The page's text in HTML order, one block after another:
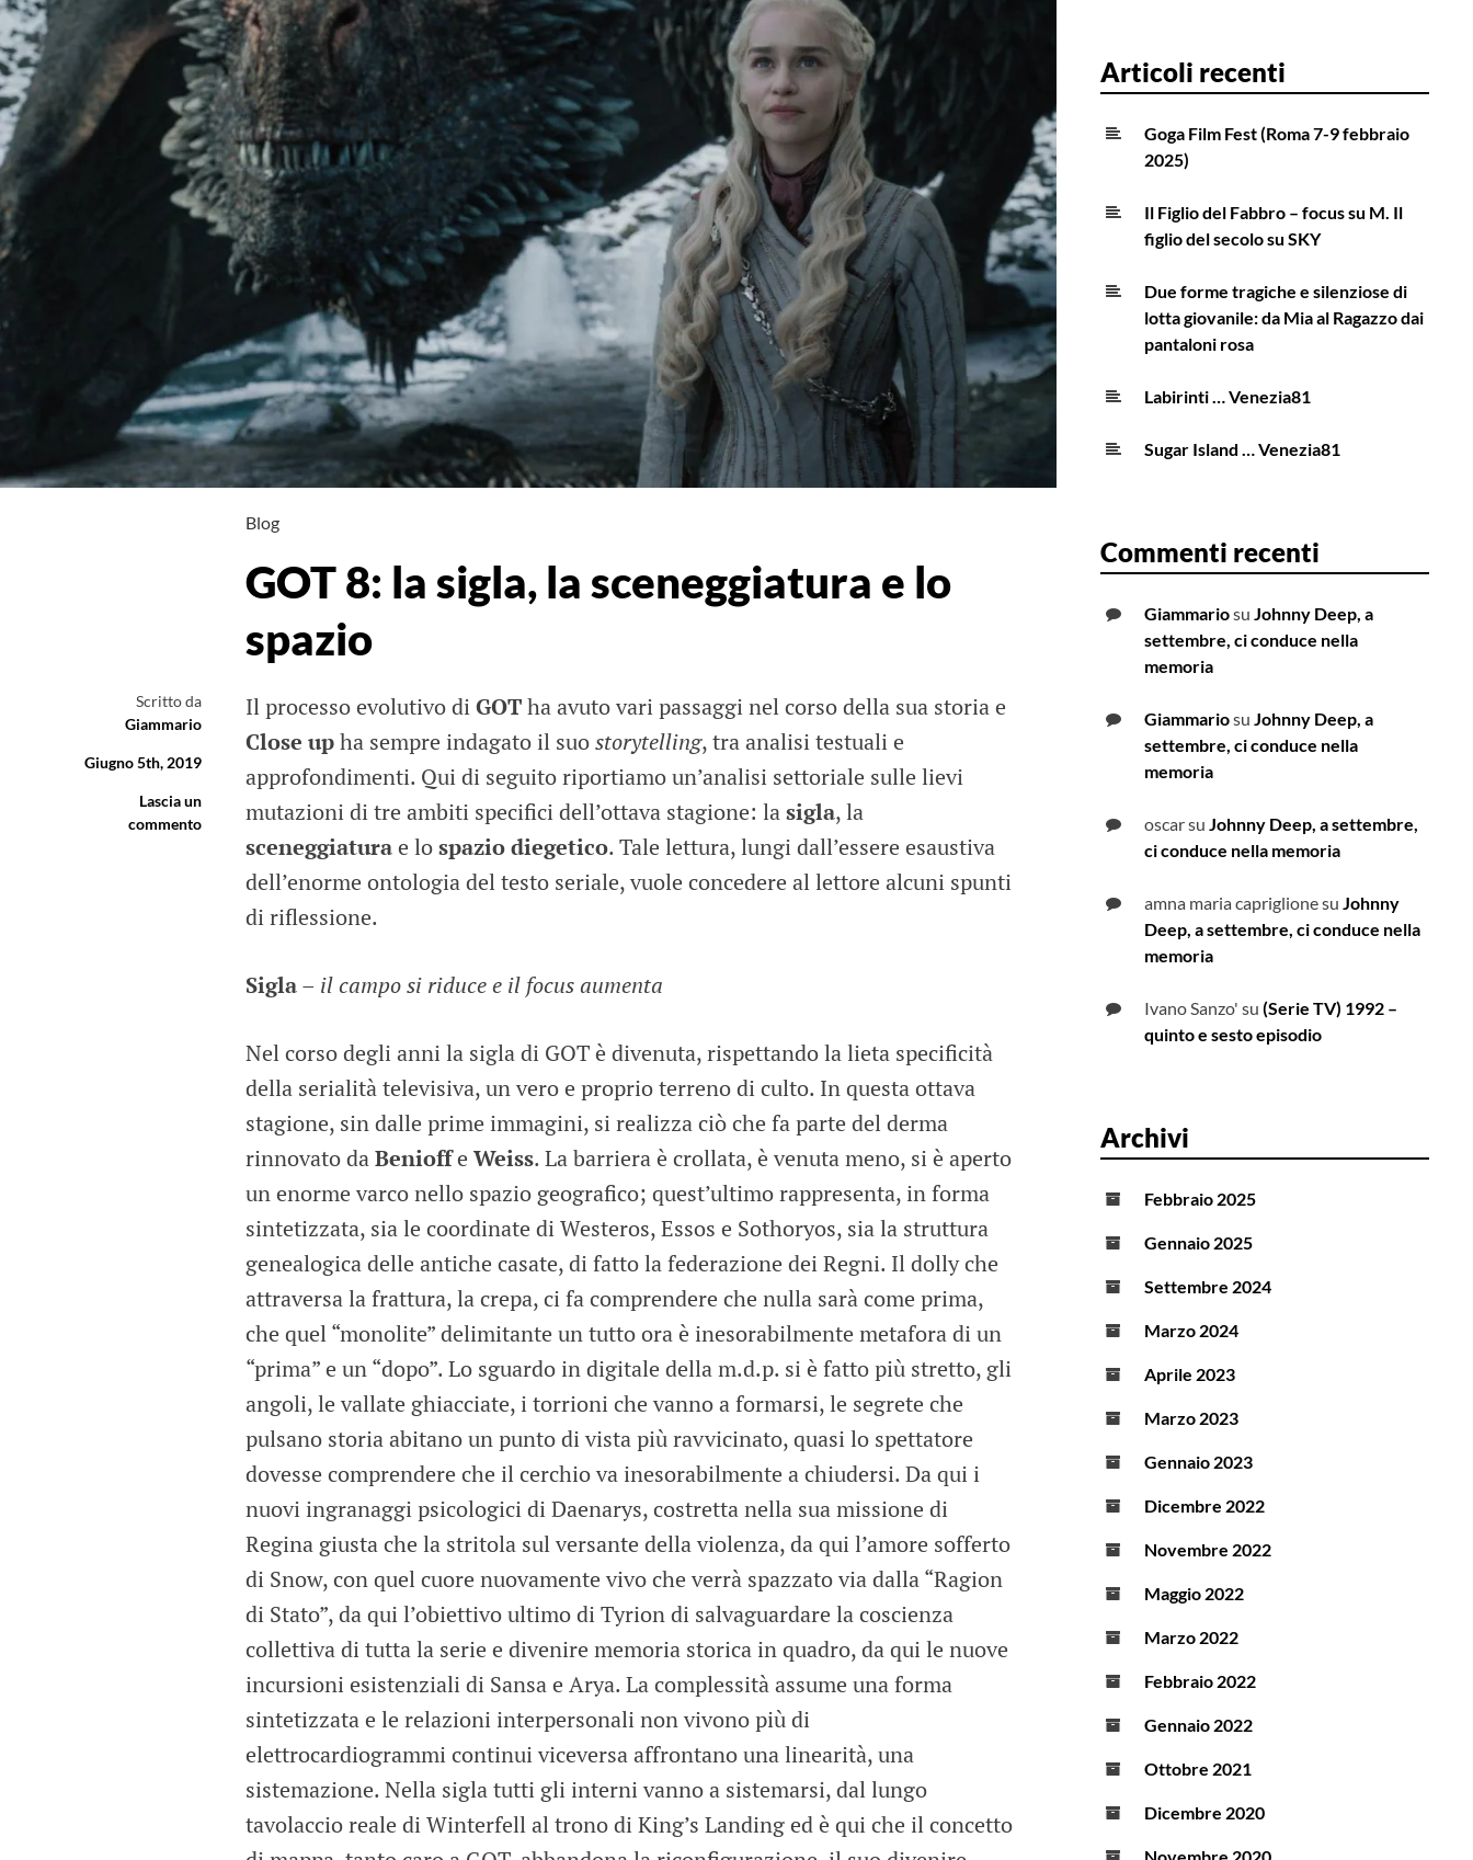
Blog
GOT 8: la sigla, la sceneggiatura e lo
spazio
Scritto da
Giammario
Giugno 5th, 2019
Lascia un
commento
Il processo evolutivo diGOTha avuto vari passaggi nel corso della sua storia e
Close upha sempre indagato il suostorytelling, tra analisi testuali e
approfondimenti. Qui di seguito riportiamo un’analisi settoriale sulle lievi
mutazioni di tre ambiti specifici dell’ottava stagione: lasigla, la
sceneggiaturae lospazio diegetico. Tale lettura, lungi dall’essere esaustiva
dell’enorme ontologia del testo seriale, vuole concedere al lettore alcuni spunti
di riflessione.
Sigla– il campo si riduce e il focus aumenta
Nel corso degli anni la sigla di GOT è divenuta, rispettando la lieta specificità
della serialità televisiva, un vero e proprio terreno di culto. In questa ottava
stagione, sin dalle prime immagini, si realizza ciò che fa parte del derma
rinnovato daBenioffe Weiss. La barriera è crollata, è venuta meno, si è aperto
un enorme varco nello spazio geografico; quest’ultimo rappresenta, in forma
sintetizzata, sia le coordinate di Westeros, Essos e Sothoryos, sia la struttura
genealogica delle antiche casate, di fatto la federazione dei Regni. Il dolly che
attraversa la frattura, la crepa, ci fa comprendere che nulla sarà come prima,
che quel “monolite” delimitante un tutto ora è inesorabilmente metafora di un
“prima” e un “dopo”. Lo sguardo in digitale della m.d.p. si è fatto più stretto, gli
angoli, le vallate ghiacciate, i torrioni che vanno a formarsi, le segrete che
pulsano storia abitano un punto di vista più ravvicinato, quasi lo spettatore
dovesse comprendere che il cerchio va inesorabilmente a chiudersi. Da qui i
nuovi ingranaggi psicologici di Daenarys, costretta nella sua missione di
Regina giusta che la stritola sul versante della violenza, da qui l’amore sofferto
di Snow, con quel cuore nuovamente vivo che verrà spazzato via dalla “Ragion
di Stato”, da qui l’obiettivo ultimo di Tyrion di salvaguardare la coscienza
collettiva di tutta la serie e divenire memoria storica in quadro, da qui le nuove
incursioni esistenziali di Sansa e Arya. La complessità assume una forma
sintetizzata e le relazioni interpersonali non vivono più di
elettrocardiogrammi continui viceversa affrontano una linearità, una
sistemazione. Nella sigla tutti gli interni vanno a sistemarsi, dal lungo
tavolaccio reale di Winterfell al trono di King’s Landing ed è qui che il concetto
Articoli recenti
Goga Film Fest (Roma 7-9 febbraio
2025)
Il Figlio del Fabbro – focus su M. Il
figlio del secolo su SKY
Due forme tragiche e silenziose di
lotta giovanile: da Mia al Ragazzo dai
pantaloni rosa
Labirinti … Venezia81
Sugar Island … Venezia81
Commenti recenti
Giammariosu Johnny Deep, a
settembre, ci conduce nella
memoria
Giammariosu Johnny Deep, a
settembre, ci conduce nella
memoria
oscarsu Johnny Deep, a settembre,
ci conduce nella memoria
amna maria capriglionesu Johnny
Deep, a settembre, ci conduce nella
memoria
Ivano Sanzo' su (Serie TV) 1992 –
quinto e sesto episodio
Archivi
Febbraio 2025
Gennaio 2025
Settembre 2024
Marzo 2024
Aprile 2023
Marzo 2023
Gennaio 2023
Dicembre 2022
Novembre 2022
Maggio 2022
Marzo 2022
Febbraio 2022
Gennaio 2022
Ottobre 2021
Dicembre 2020